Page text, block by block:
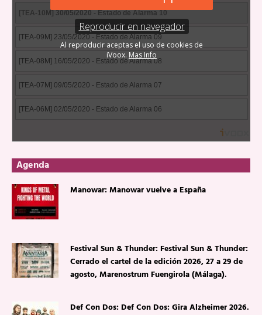
Agenda
Manowar: Manowar vuelve a España
Festival Sun & Thunder: Festival Sun & Thunder:
Cerrado el cartel de la edición 2026, 27 a 29 de
agosto, Marenostrum Fuengirola (Málaga).
Def Con Dos: Def Con Dos: Gira Alzheimer 2026.